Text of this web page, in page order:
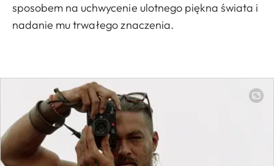
sposobem na uchwycenie ulotnego piękna świata i
nadanie mu trwałego znaczenia.